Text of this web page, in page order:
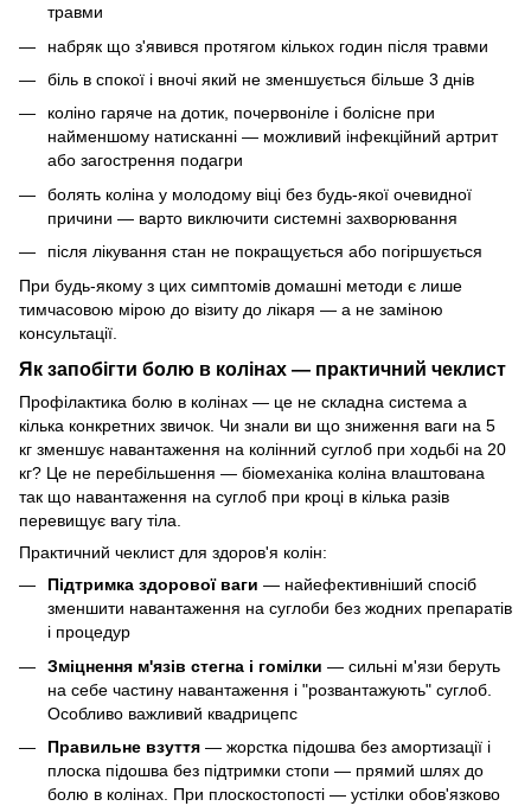
травми
набряк що з'явився протягом кількох годин після травми
біль в спокої і вночі який не зменшується більше 3 днів
коліно гаряче на дотик, почервоніле і болісне при
найменшому натисканні — можливий інфекційний артрит
або загострення подагри
болять коліна у молодому віці без будь-якої очевидної
причини — варто виключити системні захворювання
після лікування стан не покращується або погіршується
При будь-якому з цих симптомів домашні методи є лише
тимчасовою мірою до візиту до лікаря — а не заміною
консультації.
Як запобігти болю в колінах — практичний чеклист
Профілактика болю в колінах — це не складна система а
кілька конкретних звичок. Чи знали ви що зниження ваги на 5
кг зменшує навантаження на колінний суглоб при ходьбі на 20
кг? Це не перебільшення — біомеханіка коліна влаштована
так що навантаження на суглоб при кроці в кілька разів
перевищує вагу тіла.
Практичний чеклист для здоров'я колін:
Підтримка здорової ваги — найефективніший спосіб
зменшити навантаження на суглоби без жодних препаратів
і процедур
Зміцнення м'язів стегна і гомілки — сильні м'язи беруть
на себе частину навантаження і "розвантажують" суглоб.
Особливо важливий квадрицепс
Правильне взуття — жорстка підошва без амортизації і
плоска підошва без підтримки стопи — прямий шлях до
болю в колінах. При плоскостопості — устілки обов'язково